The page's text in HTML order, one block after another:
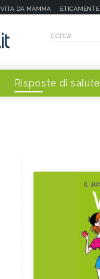
VITA DA MAMMA ETICAMENTE
Risposte di salute